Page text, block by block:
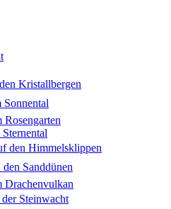
Kristallbergen
den Himmelsklippen
Sanddünen
Drachenvulkan
Steinwacht